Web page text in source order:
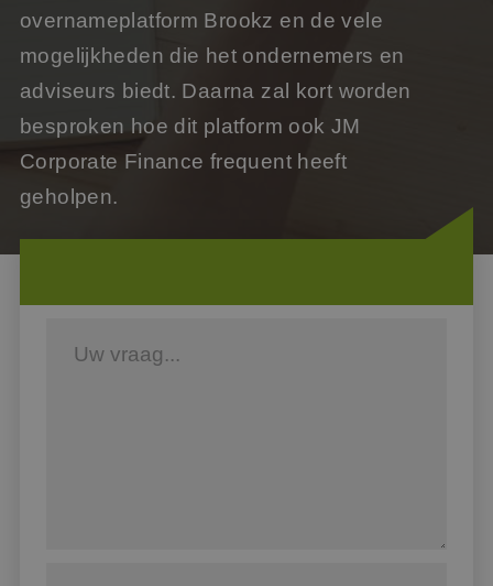
overnameplatform Brookz en de vele
mogelijkheden die het ondernemers en
adviseurs biedt. Daarna zal kort worden
besproken hoe dit platform ook JM
Corporate Finance frequent heeft
geholpen.